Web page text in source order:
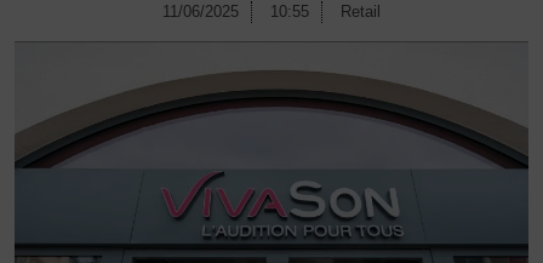
11/06/2025 10:55 Retail